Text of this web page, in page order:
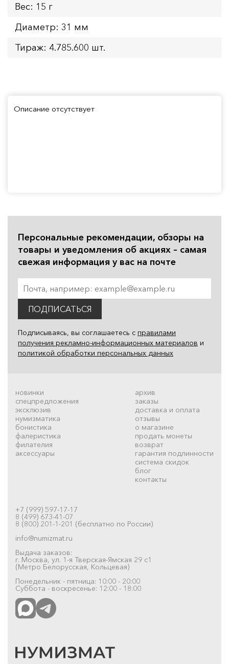
Вес: 15 г
Диаметр: 31 мм
Тираж: 4.785.600 шт.
Описание отсутствует
Персональные рекомендации, обзоры на
товары и уведомления об акциях – самая
свежая информация у вас на почте
ПОДПИСАТЬСЯ
Подписываясь, вы соглашаетесь с правилами
получения рекламно-информационных материалов и
политикой обработки персональных данных
новинки
спецпредложения
эксклюзив
нумизматика
бонистика
фалеристика
филателия
аксессуары
архив
заказы
доставка и оплата
отзывы
о магазине
продать монеты
возврат
гарантия подлинности
система скидок
блог
контакты
+7 (999) 597-17-17
8 (499) 673-41-07
8 (800) 201-1-201 (бесплатно по России)
info@numizmat.ru
Выдача заказов:
г. Москва, ул. 1-я Тверская-Ямская 29 с1
(Метро Белорусская, Кольцевая)
Понедельник - пятница: 10:00 - 20:00
Суббота - воскресенье: 12:00 - 18:00